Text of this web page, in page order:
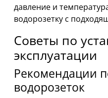
давление и
водорозетку с
Советы по
эксплуатации
Рекомендации
водорозеток